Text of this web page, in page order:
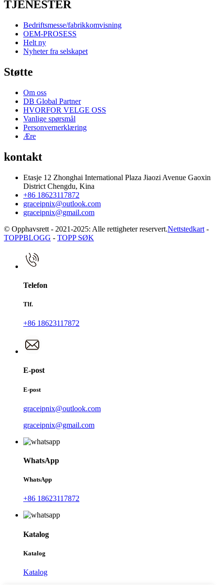
TJENESTER
Bedriftsmesse/fabrikkomvisning
OEM-PROSESS
Helt ny
Nyheter fra selskapet
Støtte
Om oss
DB Global Partner
HVORFOR VELGE OSS
Vanlige spørsmål
Personvernerklæring
Ære
kontakt
Etasje 12 Zhonghai International Plaza Jiaozi Avenue Gaoxin
District Chengdu, Kina
+86 18623117872
graceipnix@outlook.com
graceipnix@gmail.com
© Opphavsrett - 2021-2025: Alle rettigheter reservert.Nettstedkart -
TOPPBLOGG - TOPP SØK
Telefon
Tlf.
+86 18623117872
E-post
E-post
graceipnix@outlook.com
graceipnix@gmail.com
WhatsApp
WhatsApp
+86 18623117872
Katalog
Katalog
Katalog